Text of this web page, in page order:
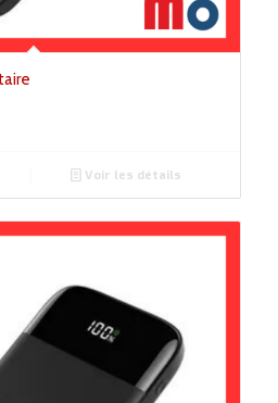
Voir les détails